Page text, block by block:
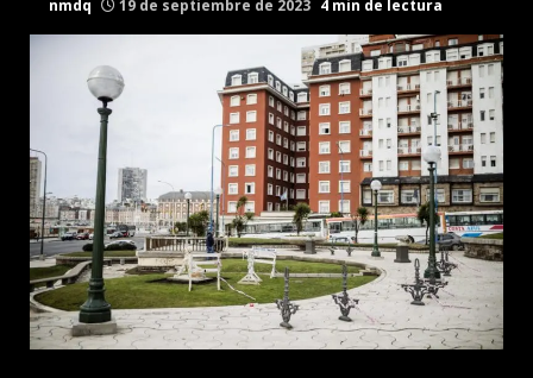
nmdq 19 de septiembre de 2023 4 min de lectura